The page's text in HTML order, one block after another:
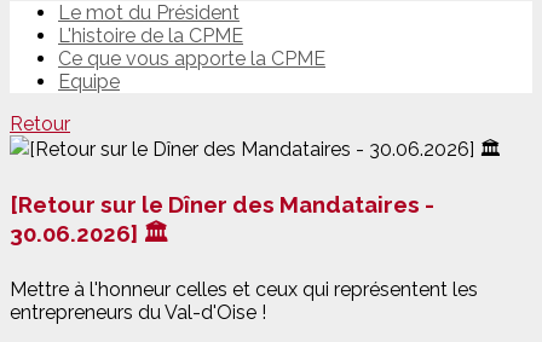
Le mot du Président
L'histoire de la CPME
Ce que vous apporte la CPME
Equipe
Retour
[Retour sur le Dîner des Mandataires -
30.06.2026] 🏛️
Mettre à l'honneur celles et ceux qui représentent les
entrepreneurs du Val-d'Oise !